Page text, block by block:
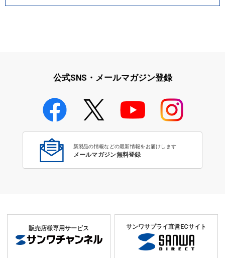
公式SNS・メールマガジン登録
新製品の情報などの最新情報をお届けします
メールマガジン無料登録
販売店様専用サービス サンワサプライ直営ECサイト